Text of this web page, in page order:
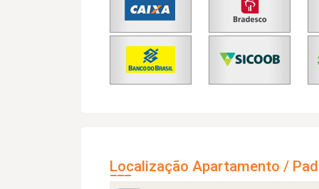
Localização Apartamento /